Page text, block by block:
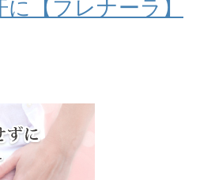
【フレナーラ】